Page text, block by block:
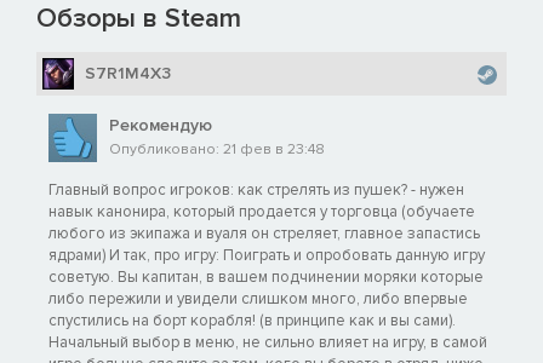
Обзоры в Steam
S7R1M4X3
Рекомендую
Опубликовано: 21 фев в 23:48
Главный вопрос игроков: как стрелять из пушек? - нужен
навык канонира, который продается у торговца (обучаете
любого из экипажа и вуаля он стреляет, главное запастись
ядрами) И так, про игру: Поиграть и опробовать данную игру
советую. Вы капитан, в вашем подчинении моряки которые
либо пережили и увидели слишком много, либо впервые
спустились на борт корабля! (в принципе как и вы сами).
Начальный выбор в меню, не сильно влияет на игру, в самой